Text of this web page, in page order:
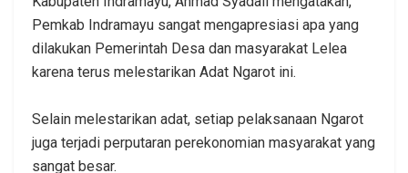
Pemkab Indramayu sangat mengapresiasi apa yang
dilakukan Pemerintah Desa dan masyarakat Lelea
karena terus melestarikan Adat Ngarot ini.
Selain melestarikan adat, setiap pelaksanaan Ngarot
juga terjadi perputaran perekonomian masyarakat yang
sangat besar.